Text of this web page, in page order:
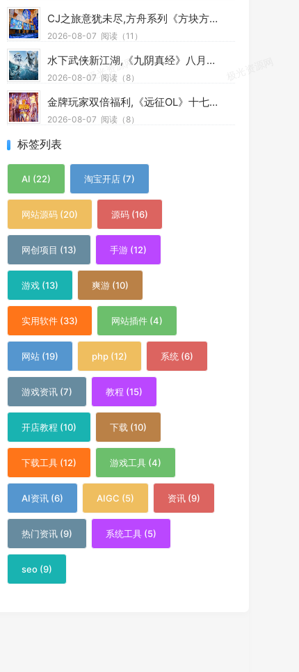
CJ之旅意犹未尽,方舟系列《方块方舟》大型 DLC 发售在即
2026-08-07 阅读（11）
水下武侠新江湖,《九阴真经》八月资料片今日公测
2026-08-07 阅读（8）
金牌玩家双倍福利,《远征OL》十七周年新区今日开启狂欢盛典
2026-08-07 阅读（8）
标签列表
AI (22) 淘宝开店 (7)
网站源码 (20) 源码 (16)
网创项目 (13) 手游 (12)
游戏 (13) 爽游 (10)
实用软件 (33) 网站插件 (4)
网站 (19) php (12) 系统 (6)
游戏资讯 (7) 教程 (15)
开店教程 (10) 下载 (10)
下载工具 (12) 游戏工具 (4)
AI资讯 (6) AIGC (5) 资讯 (9)
热门资讯 (9) 系统工具 (5)
seo (9)